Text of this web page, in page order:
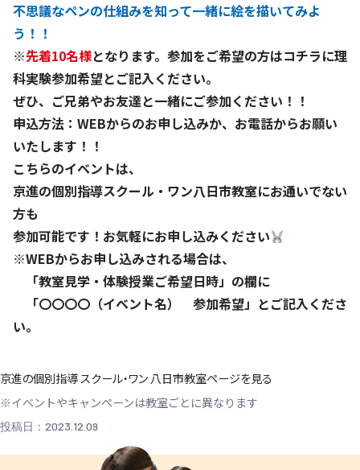
不思議なペンの仕組みを知って一緒に絵を描いてみよ
う！！
※先着10名様となります。参加をご希望の方はコチラに理
科実験参加希望とご記入ください。
ぜひ、ご兄弟やお友達と一緒にご参加ください！！
申込方法： WEBからのお申し込みか、お電話からお願い
いたします！！
こちらのイベントは、
京進の個別指導スクール・ワン八日市教室にお通いでない
方も
参加可能です！お気軽にお申し込みください
※WEBからお申し込みされる場合は、
「教室見学・体験授業ご希望日時」の欄に
「〇〇〇〇（イベント名） 参加希望」とご記入くださ
い。
京進の個別指導 スクール・ワン 八日市教室ページを見る
※イベントやキャンペーンは教室ごとに異なります
投稿日：2023.12.09